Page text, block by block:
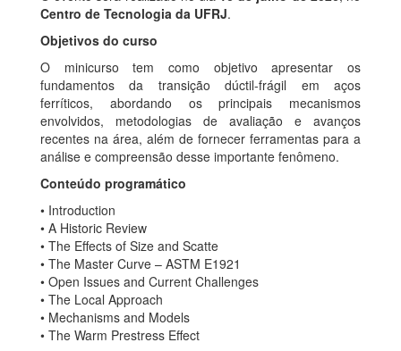
Centro de Tecnologia da UFRJ.
Objetivos do curso
O minicurso tem como objetivo apresentar os
fundamentos da transição dúctil-frágil em aços
ferríticos, abordando os principais mecanismos
envolvidos, metodologias de avaliação e avanços
recentes na área, além de fornecer ferramentas para a
análise e compreensão desse importante fenômeno.
Conteúdo programático
• Introduction
• A Historic Review
• The Effects of Size and Scatte
• The Master Curve – ASTM E1921
• Open Issues and Current Challenges
• The Local Approach
• Mechanisms and Models
• The Warm Prestress Effect